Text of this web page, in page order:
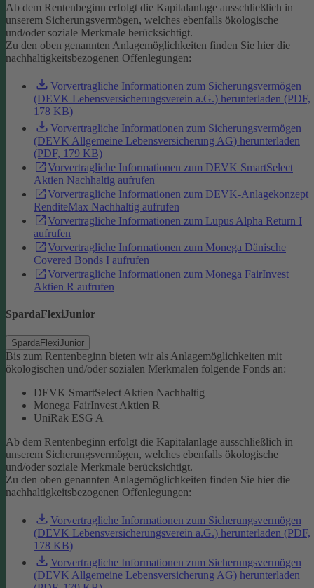
Ab dem Rentenbeginn erfolgt die Kapitalanlage ausschließlich in
unserem Sicherungsvermögen, welches ebenfalls ökologische
und/oder soziale Merkmale berücksichtigt.
Zu den oben genannten Anlagemöglichkeiten finden Sie hier die
nachhaltigkeitsbezogenen Offenlegungen:
Vorvertragliche Informationen zum Sicherungsvermögen
(DEVK Lebensversicherungsverein a.G.) herunterladen (PDF,
178 KB)
Vorvertragliche Informationen zum Sicherungsvermögen
(DEVK Allgemeine Lebensversicherung AG) herunterladen
(PDF, 179 KB)
Vorvertragliche Informationen zum DEVK SmartSelect
Aktien Nachhaltig aufrufen
Vorvertragliche Informationen zum DEVK-Anlagekonzept
RenditeMax Nachhaltig aufrufen
Vorvertragliche Informationen zum Lupus Alpha Return I
aufrufen
Vorvertragliche Informationen zum Monega Dänische
Covered Bonds I aufrufen
Vorvertragliche Informationen zum Monega FairInvest
Aktien R aufrufen
SpardaFlexiJunior
SpardaFlexiJunior
Bis zum Rentenbeginn bieten wir als Anlagemöglichkeiten mit
ökologischen und/oder sozialen Merkmalen folgende Fonds an:
DEVK SmartSelect Aktien Nachhaltig
Monega FairInvest Aktien R
UniRak ESG A
Ab dem Rentenbeginn erfolgt die Kapitalanlage ausschließlich in
unserem Sicherungsvermögen, welches ebenfalls ökologische
und/oder soziale Merkmale berücksichtigt.
Zu den oben genannten Anlagemöglichkeiten finden Sie hier die
nachhaltigkeitsbezogenen Offenlegungen:
Vorvertragliche Informationen zum Sicherungsvermögen
(DEVK Lebensversicherungsverein a.G.) herunterladen (PDF,
178 KB)
Vorvertragliche Informationen zum Sicherungsvermögen
(DEVK Allgemeine Lebensversicherung AG) herunterladen